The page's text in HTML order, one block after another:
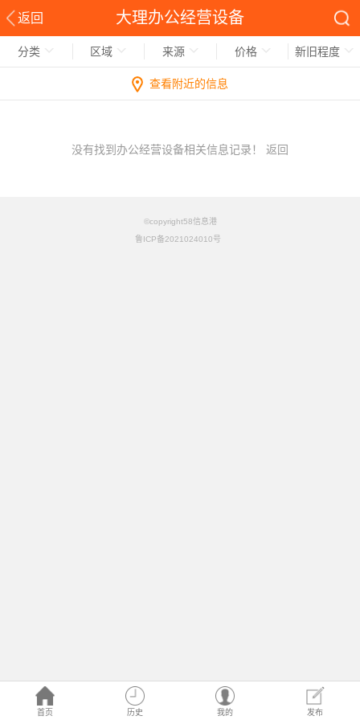
返回 大理办公经营设备
首页 历史 我的 发布
分类 区域 来源 价格 新旧程度
查看附近的信息
没有找到办公经营设备相关信息记录！ 返回
©copyright58信息港
鲁ICP备2021024010号